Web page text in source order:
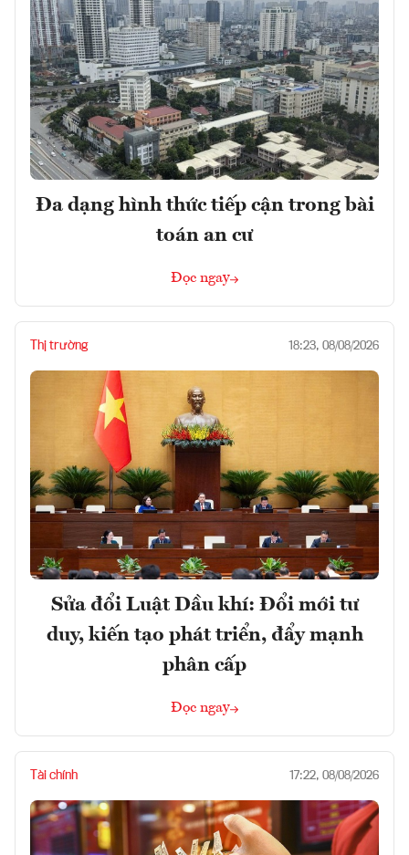
Đa dạng hình thức tiếp cận trong bài
toán an cư
Đọc ngay
Thị trường 18:23, 08/08/2026
Sửa đổi Luật Dầu khí: Đổi mới tư
duy, kiến tạo phát triển, đẩy mạnh
phân cấp
Đọc ngay
Tài chính 17:22, 08/08/2026